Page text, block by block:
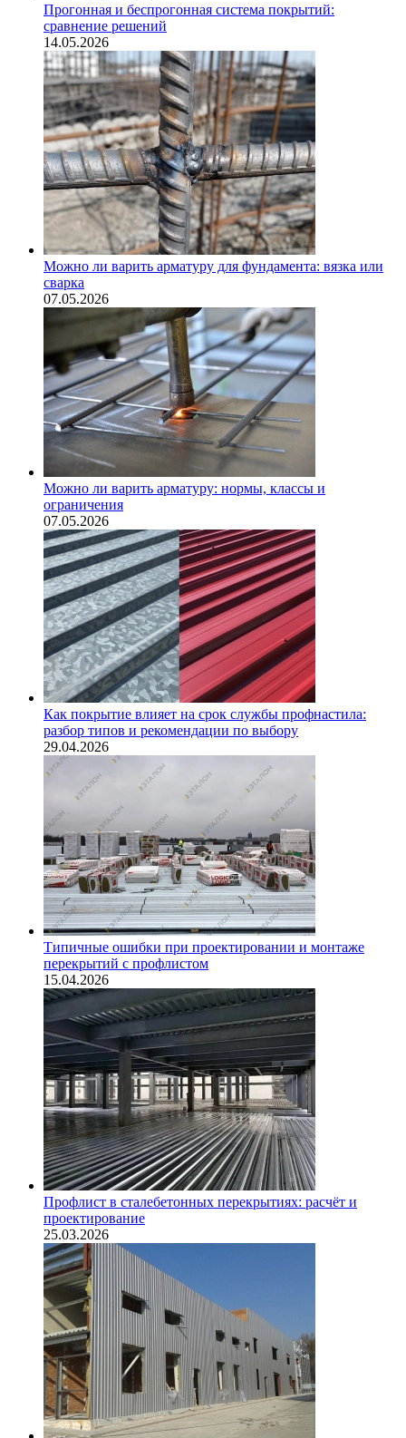
Прогонная и беспрогонная система покрытий:
сравнение решений
14.05.2026
Можно ли варить арматуру для фундамента: вязка или
сварка
07.05.2026
Можно ли варить арматуру: нормы, классы и
ограничения
07.05.2026
Как покрытие влияет на срок службы профнастила:
разбор типов и рекомендации по выбору
29.04.2026
Типичные ошибки при проектировании и монтаже
перекрытий с профлистом
15.04.2026
Профлист в сталебетонных перекрытиях: расчёт и
проектирование
25.03.2026